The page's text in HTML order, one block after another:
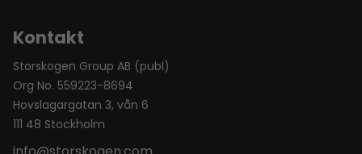
Kontakt
Storskogen Group AB (publ)
Org No. 559223-8694
Hovslagargatan 3, vån 6
111 48 Stockholm